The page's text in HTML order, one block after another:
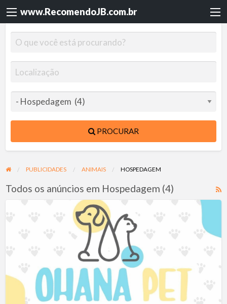
www.RecomendoJB.com.br
PROCURAR
PUBLICIDADES ANIMAIS HOSPEDAGEM
Todos os anúncios em Hospedagem (4)